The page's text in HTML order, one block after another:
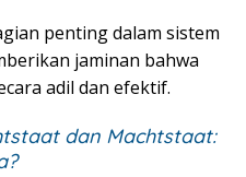
penting dalam sistem
jaminan bahwa
adil dan efektif.
dan Machtstaat: